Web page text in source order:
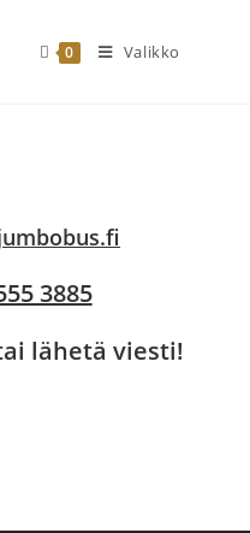
0 Valikko
3885
lähetä viesti!